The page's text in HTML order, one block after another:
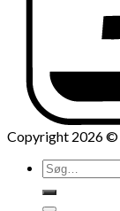
Copyright 2026 ©
Søg
efter: